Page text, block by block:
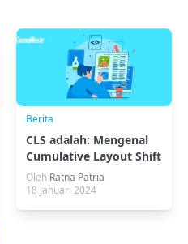
Berita
CLS adalah: Mengenal
Cumulative Layout Shift
Oleh Ratna Patria
18 Januari 2024